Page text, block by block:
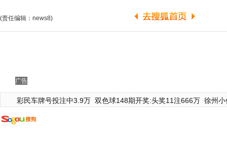
(责任编辑：news8)
广告
彩民车牌号投注中3.9万 双色球148期开奖:头奖11注666万 徐州